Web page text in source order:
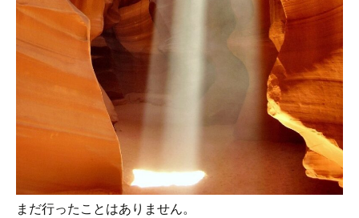
まだ行ったことはありません。